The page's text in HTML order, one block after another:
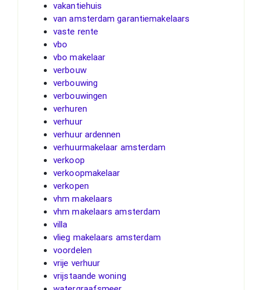
vakantiehuis
van amsterdam garantiemakelaars
vaste rente
vbo
vbo makelaar
verbouw
verbouwing
verbouwingen
verhuren
verhuur
verhuur ardennen
verhuurmakelaar amsterdam
verkoop
verkoopmakelaar
verkopen
vhm makelaars
vhm makelaars amsterdam
villa
vlieg makelaars amsterdam
voordelen
vrije verhuur
vrijstaande woning